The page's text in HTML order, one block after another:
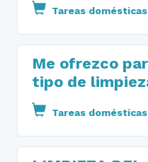
Tareas domésticas
Me ofrezco
tipo de
Tareas domésticas